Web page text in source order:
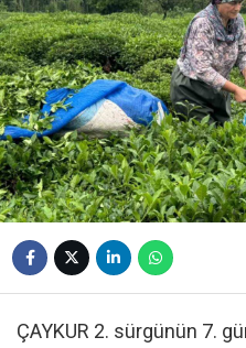
ÇAYKUR 2. sürgünün 7.